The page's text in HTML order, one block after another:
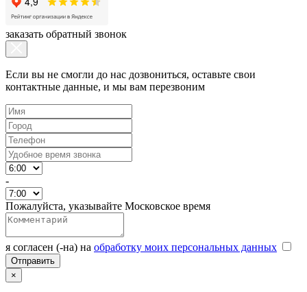
заказать обратный звонок
Если вы не смогли до нас дозвониться, оставьте свои
контактные данные, и мы вам перезвоним
-
Пожалуйста, указывайте Московское время
я согласен (-на) на обработку моих персональных данных
×